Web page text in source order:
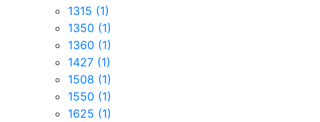
1315 (1)
1350 (1)
1360 (1)
1427 (1)
1508 (1)
1550 (1)
1625 (1)